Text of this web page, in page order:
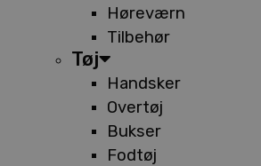
Høreværn
Tilbehør
Tøj
Handsker
Overtøj
Bukser
Fodtøj